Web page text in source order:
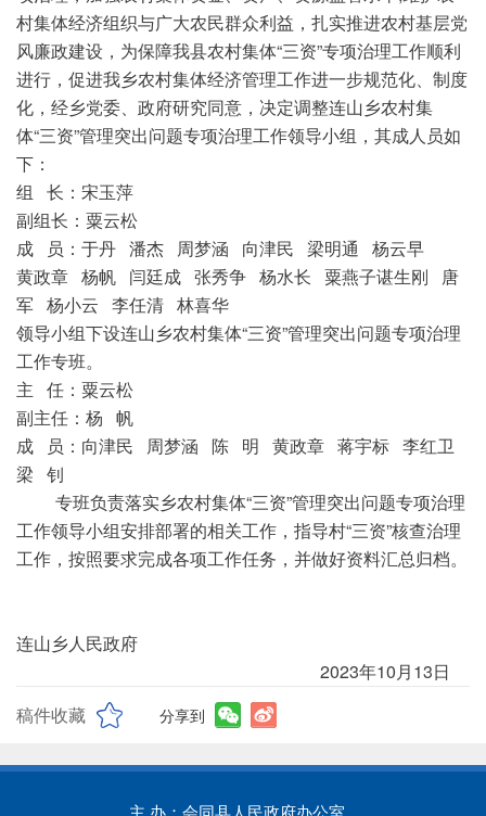
村集体经济组织与广大农民群众利益，扎实推进农村基层党
风廉政建设，为保障我县农村集体“三资”专项治理工作顺利
进行，促进我乡农村集体经济管理工作进一步规范化、制度
化，经乡党委、政府研究同意，决定调整连山乡农村集
体“三资”管理突出问题专项治理工作领导小组，其成人员如
下：
组 长：宋玉萍
副组长：粟云松
成 员：于丹 潘杰 周梦涵 向津民 梁明通 杨云早
黄政章 杨帆 闫廷成 张秀争 杨水长 粟燕子谌生刚 唐
军 杨小云 李任清 林喜华
领导小组下设连山乡农村集体“三资”管理突出问题专项治理
工作专班。
主 任：粟云松
副主任：杨 帆
成 员：向津民 周梦涵 陈 明 黄政章 蒋宇标 李红卫
梁 钊
专班负责落实乡农村集体“三资”管理突出问题专项治理
工作领导小组安排部署的相关工作，指导村“三资”核查治理
工作，按照要求完成各项工作任务，并做好资料汇总归档。
连山乡人民政府
2023年10月13日
稿件收藏
分享到
主 办：会同县人民政府办公室